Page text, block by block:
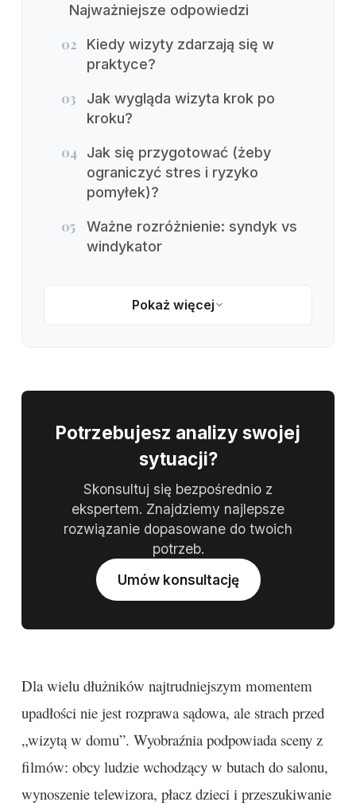
Najważniejsze odpowiedzi
02
Kiedy wizyty zdarzają się w
praktyce?
03
Jak wygląda wizyta krok po
kroku?
04
Jak się przygotować (żeby
ograniczyć stres i ryzyko
pomyłek)?
05
Ważne rozróżnienie: syndyk vs
windykator
Pokaż więcej
Potrzebujesz analizy swojej
sytuacji?
Skonsultuj się bezpośrednio z
ekspertem. Znajdziemy najlepsze
rozwiązanie dopasowane do twoich
potrzeb.
Umów konsultację
Dla wielu dłużników najtrudniejszym momentem
upadłości nie jest rozprawa sądowa, ale strach przed
„wizytą w domu”. Wyobraźnia podpowiada sceny z
filmów: obcy ludzie wchodzący w butach do salonu,
wynoszenie telewizora, płacz dzieci i przeszukiwanie